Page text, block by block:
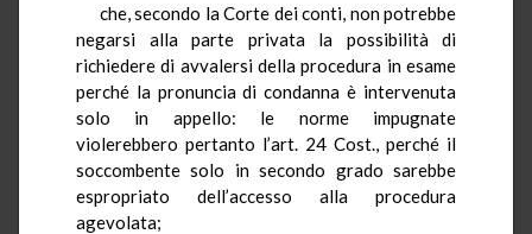
che, secondo la Corte dei conti, non potrebbe
negarsi alla parte privata la possibilità di
richiedere di avvalersi della procedura in esame
perché la pronuncia di condanna è intervenuta
solo in appello: le norme impugnate
violerebbero pertanto l’art. 24 Cost., perché il
soccombente solo in secondo grado sarebbe
espropriato dell’accesso alla procedura
agevolata;